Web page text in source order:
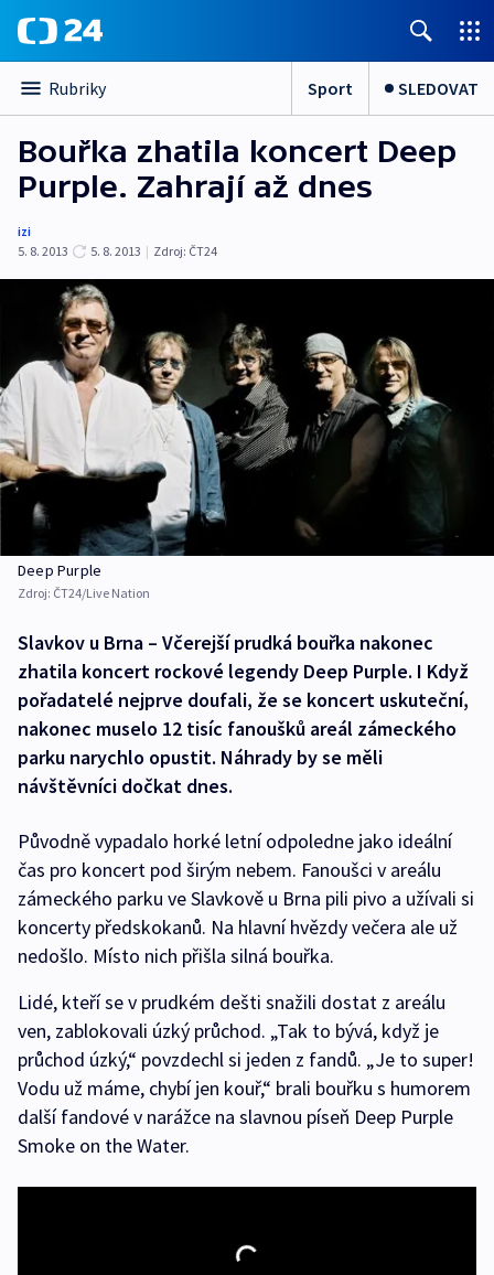
Rubriky Sport SLEDOVAT
Bouřka zhatila koncert Deep
Purple. Zahrají až dnes
izi
5. 8. 2013
5. 8. 2013 | Zdroj: ČT24
Deep Purple
Zdroj: ČT24/Live Nation
Slavkov u Brna – Včerejší prudká bouřka nakonec
zhatila koncert rockové legendy Deep Purple. I Když
pořadatelé nejprve doufali, že se koncert uskuteční,
nakonec muselo 12 tisíc fanoušků areál zámeckého
parku narychlo opustit. Náhrady by se měli
návštěvníci dočkat dnes.
Původně vypadalo horké letní odpoledne jako ideální
čas pro koncert pod širým nebem. Fanoušci v areálu
zámeckého parku ve Slavkově u Brna pili pivo a užívali si
koncerty předskokanů. Na hlavní hvězdy večera ale už
nedošlo. Místo nich přišla silná bouřka.
Lidé, kteří se v prudkém dešti snažili dostat z areálu
ven, zablokovali úzký průchod. „Tak to bývá, když je
průchod úzký,“ povzdechl si jeden z fandů. „Je to super!
Vodu už máme, chybí jen kouř,“ brali bouřku s humorem
další fandové v narážce na slavnou píseň Deep Purple
Smoke on the Water.